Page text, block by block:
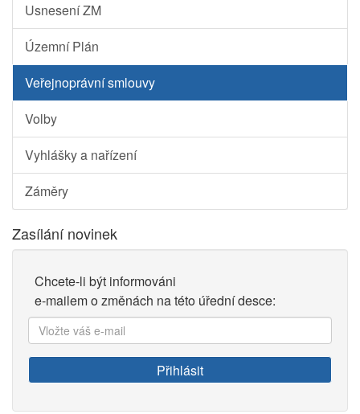
Usnesení ZM
Územní Plán
Veřejnoprávní smlouvy
Volby
Vyhlášky a nařízení
Záměry
Zasílání novinek
Chcete-li být informováni
e-mailem o změnách na této úřední desce:
Vložte
váš
e-
mail:
Přihlásit